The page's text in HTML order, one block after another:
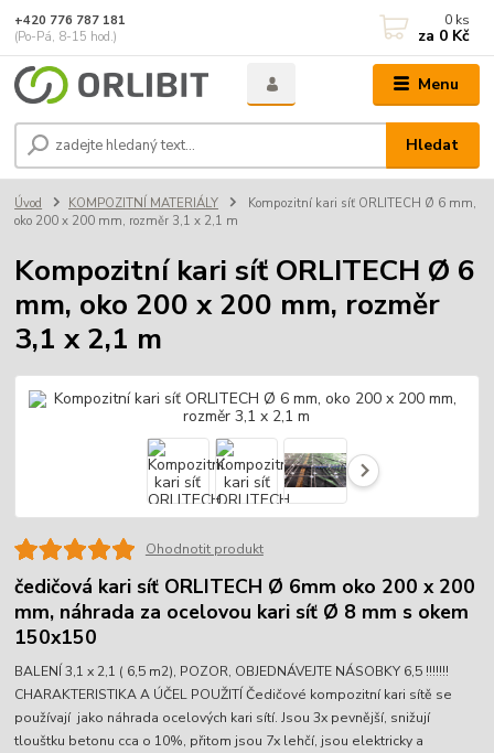
Menu
Hledat
+420 776 787 181
(Po-Pá, 8-15 hod.)
0 ks
za 0 Kč
Úvod KOMPOZITNÍ MATERIÁLY
Kompozitní kari síť ORLITECH Ø 6 mm,
oko 200 x 200 mm, rozměr 3,1 x 2,1 m
Kompozitní kari síť ORLITECH Ø 6
mm, oko 200 x 200 mm, rozměr
3,1 x 2,1 m
Ohodnotit produkt
čedičová kari síť ORLITECH Ø 6mm oko 200 x 200
mm, náhrada za ocelovou kari síť Ø 8 mm s okem
150x150
BALENÍ 3,1 x 2,1 ( 6,5 m2), POZOR, OBJEDNÁVEJTE NÁSOBKY 6,5 !!!!!!!
CHARAKTERISTIKA A ÚČEL POUŽITÍ Čedičové kompozitní kari sítě se
používají jako náhrada ocelových kari sítí. Jsou 3x pevnější, snižují
tlouštku betonu cca o 10%, přitom jsou 7x lehčí, jsou elektricky a